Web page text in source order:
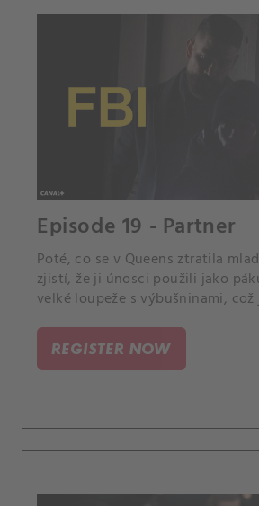
Episode 19 - Partner
Poté, co se v Queens ztratila
zjistí, že ji únosci použili jako
velké loupeže s výbušninami,
mezitím začnou pracovat na
partneři.
REGISTER NOW